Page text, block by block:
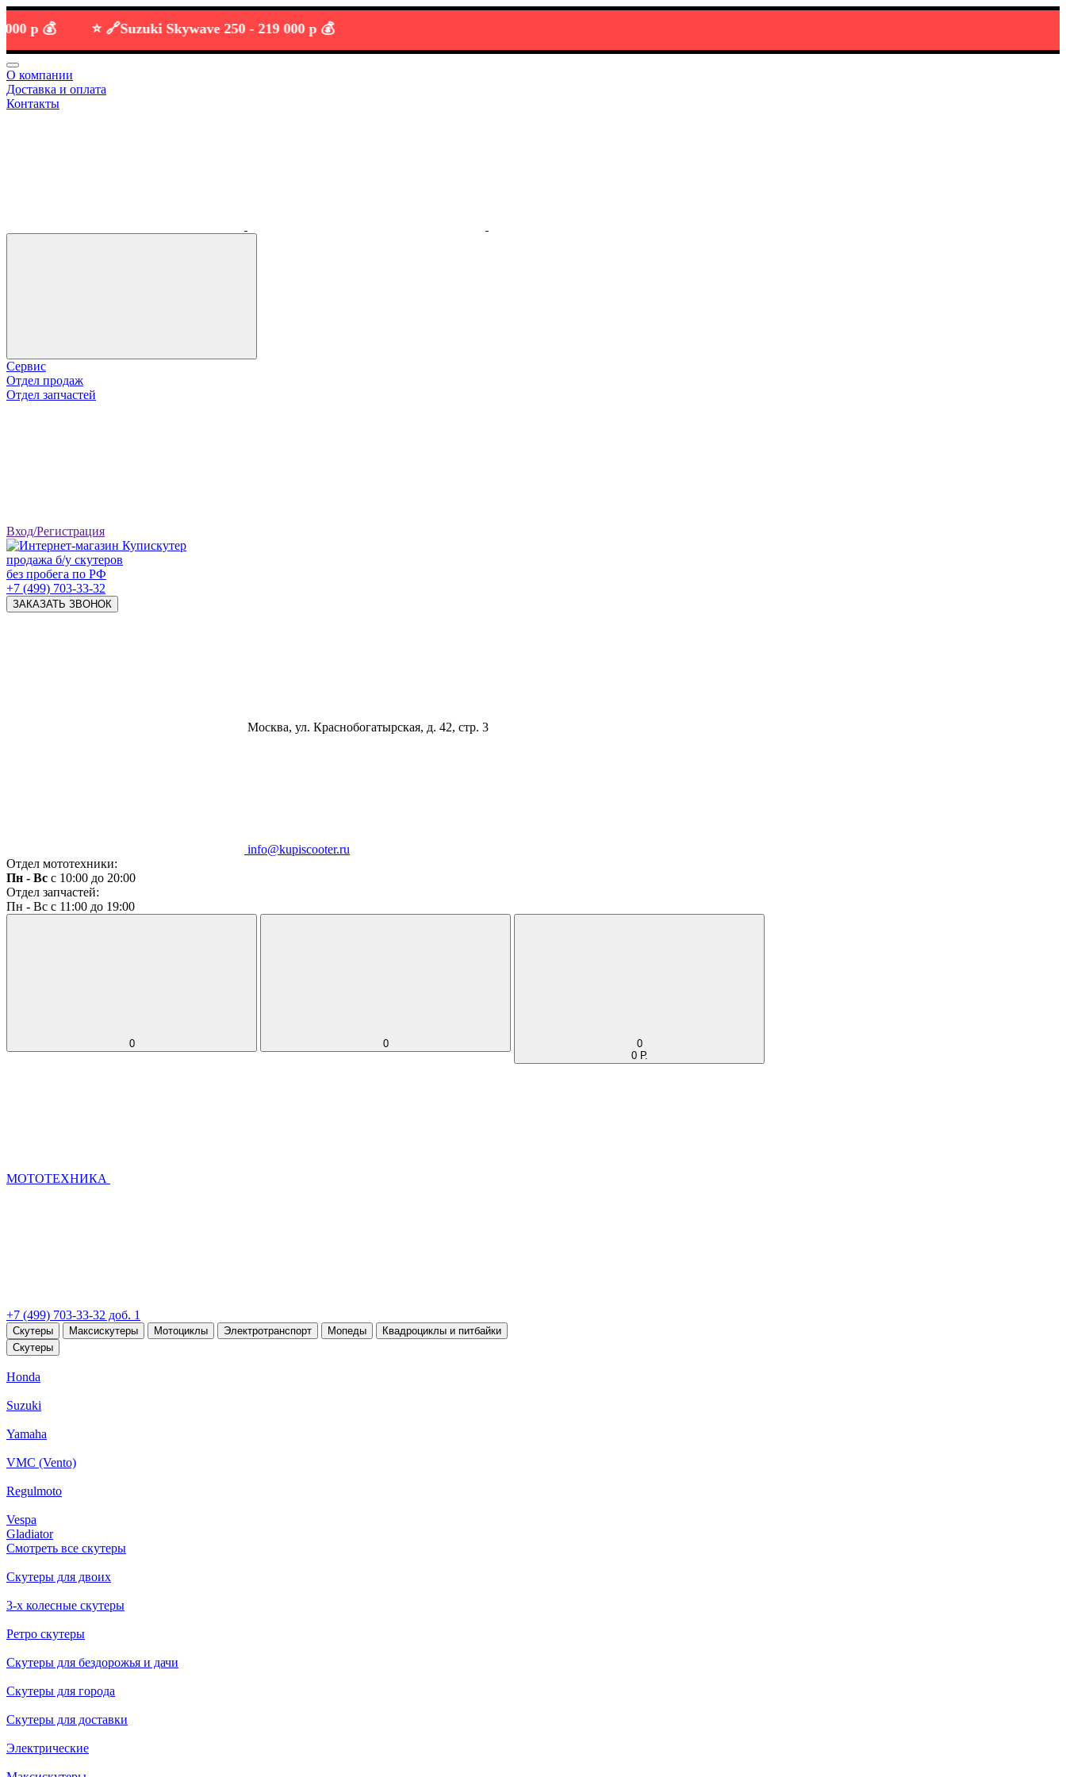
💰 Suzuki Skywave 250 - 219 000 р 💰
О компании
Доставка и оплата
Контакты
Сервис
Отдел продаж
Отдел запчастей
Вход/Регистрация
продажа б/у скутеров
без пробега по РФ
+7 (499) 703-33-32
ЗАКАЗАТЬ ЗВОНОК
Москва, ул. Краснобогатырская, д. 42, стр. 3
info@kupiscooter.ru
Отдел мототехники:
Пн - Вс с 10:00 до 20:00
Отдел запчастей:
Пн - Вс с 11:00 до 19:00
0 0
0
0 Р.
МОТОТЕХНИКА
+7 (499) 703-33-32 доб. 1
Скутеры Максискутеры Мотоциклы Электротранспорт Мопеды
Квадроциклы и питбайки
Скутеры
Honda
Suzuki
Yamaha
VMC (Vento)
Regulmoto
Vespa
Gladiator
Смотреть все скутеры
Скутеры для двоих
3-х колесные скутеры
Ретро скутеры
Скутеры для бездорожья и дачи
Скутеры для города
Скутеры для доставки
Электрические